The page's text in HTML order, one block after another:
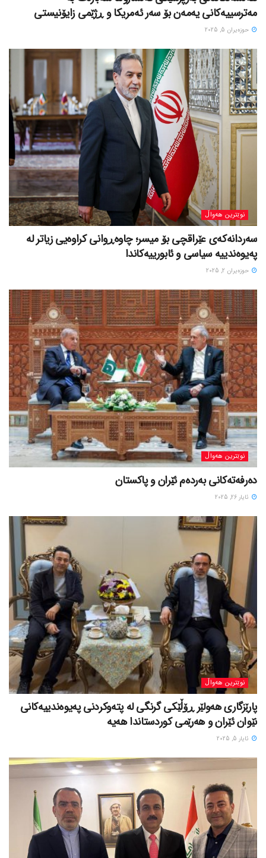
مەترسییەکانی یەمەن بۆ سەر ئەمریکا و ڕژێمی زایۆنیستی
حوزه‌یران 5, 2025
نوێترین هەواڵ
سەردانەکەی عێراقچی بۆ میسر؛ چاوەڕوانی کراوەیی زیاتر لە
پەیوەندییە سیاسی و ئابورییەکاندا
حوزه‌یران 2, 2025
نوێترین هەواڵ
دەرفەتەکانی بەردەم ئێران و پاکستان
ئایار 26, 2025
نوێترین هەواڵ
پارێزگاری هەولێر ڕۆڵێکی گرنگی لە پتەوکردنی پەیوەندییەکانی
نێوان ئێران و هەرێمی کوردستاندا هەیە
ئایار 5, 2025